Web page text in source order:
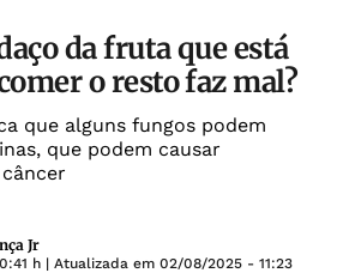
da fruta que está
o resto faz mal?
que alguns fungos podem
que podem causar
Jr
h | Atualizada em 02/08/2025 - 11:23